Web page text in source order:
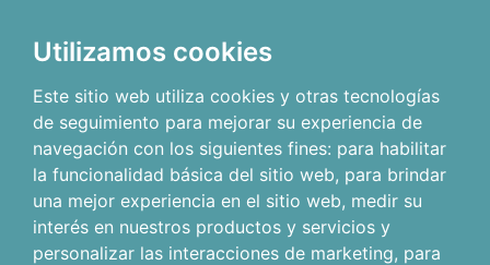
Utilizamos cookies
Este sitio web utiliza cookies y otras tecnologías
de seguimiento para mejorar su experiencia de
navegación con los siguientes fines: para habilitar
la funcionalidad básica del sitio web, para brindar
una mejor experiencia en el sitio web, medir su
interés en nuestros productos y servicios y
personalizar las interacciones de marketing, para